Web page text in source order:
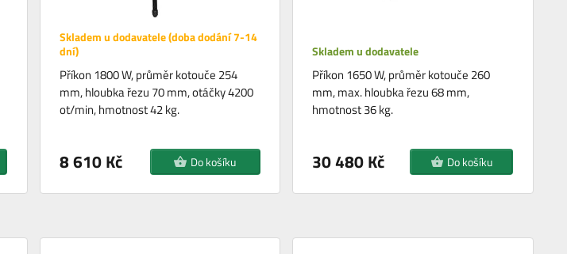
Skladem u dodavatele (doba dodání 7-14
dní)
Příkon 1800 W, průměr kotouče 254
mm, hloubka řezu 70 mm, otáčky 4200
ot/min, hmotnost 42 kg.
8 610 Kč Do košíku
Skladem u dodavatele
Příkon 1650 W, průměr kotouče 260
mm, max. hloubka řezu 68 mm,
hmotnost 36 kg.
30 480 Kč Do košíku